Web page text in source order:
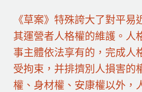
《草案》特殊誇大了對平易
其運營者人格權的維護。人
事主體依法享有的，完成人
受拘束，并排擠別人損害的
權、身材權、安康權以外，